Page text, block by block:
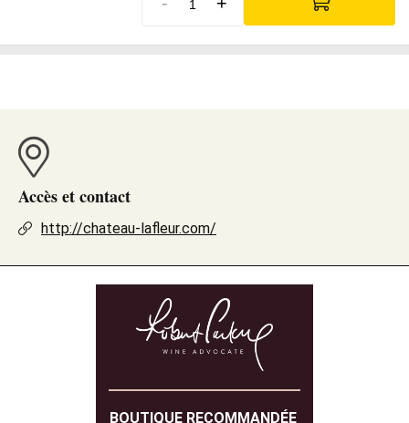
Accès et contact
http://chateau-lafleur.com/
BOUTIQUE RECOMMANDÉE